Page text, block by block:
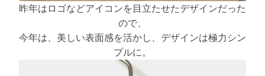
昨年はロゴなどアイコンを目立たせたデザインだった
ので、
今年は、美しい表面感を活かし、デザインは極力シン
プルに。